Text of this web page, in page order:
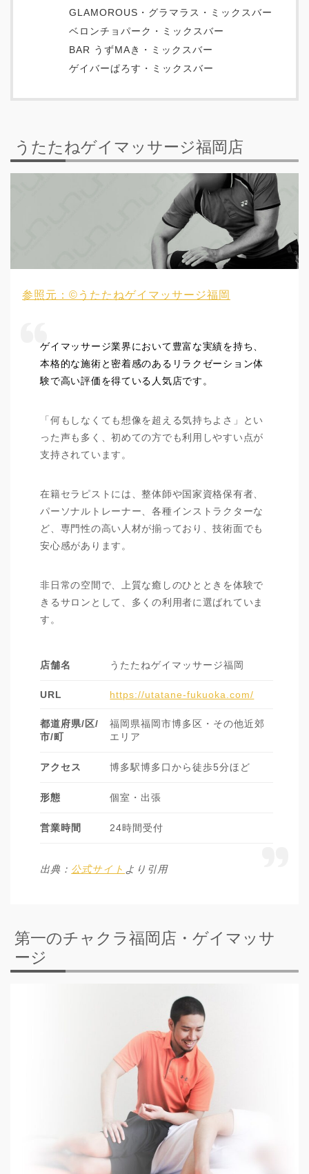
GLAMOROUS・グラマラス・ミックスバー
ベロンチョパーク・ミックスバー
BAR うずMAき・ミックスバー
ゲイバーぱろす・ミックスバー
うたたねゲイマッサージ福岡店
参照元：©うたたねゲイマッサージ福岡
ゲイマッサージ業界において豊富な実績を持ち、
本格的な施術と密着感のあるリラクゼーション体
験で高い評価を得ている人気店です。
「何もしなくても想像を超える気持ちよさ」とい
った声も多く、初めての方でも利用しやすい点が
支持されています。
在籍セラピストには、整体師や国家資格保有者、
パーソナルトレーナー、各種インストラクターな
ど、専門性の高い人材が揃っており、技術面でも
安心感があります。
非日常の空間で、上質な癒しのひとときを体験で
きるサロンとして、多くの利用者に選ばれていま
す。
店舗名 うたたねゲイマッサージ福岡
URL https://utatane-fukuoka.com/
都道府県/区/
市/町
福岡県福岡市博多区・その他近郊
エリア
アクセス 博多駅博多口から徒歩5分ほど
形態 個室・出張
営業時間 24時間受付
出典： 公式サイト より引用
第一のチャクラ福岡店・ゲイマッサ
ージ